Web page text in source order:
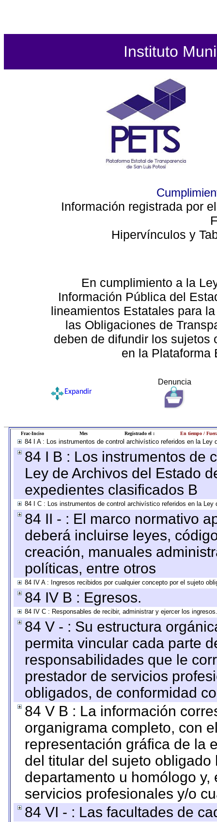
Instituto
Información registrada por
Hipervínculos y
En cumplimiento a la
Información Pública del
lineamientos Estatales para
las Obligaciones de
deben de difundir los sujetos
en la Plataforma
Denuncia
Expandir
Frac-Inciso Mes Registrado el : En tiempo /
84 I A : Los instrumentos de control archivístico referidos en la
84 I B : Los instrumentos de
Ley de Archivos del Estado
expedientes clasificados B
84 I C : Los instrumentos de control archivístico referidos en la
84 II - : El marco normativo
deberá incluirse leyes,
creación, manuales
políticas, entre otros
84 IV A : Ingresos recibidos por cualquier concepto por el sujeto
84 IV B : Egresos.
84 IV C : Responsables de recibir, administrar y ejercer los ingresos.
84 V - : Su estructura
permita vincular cada parte
responsabilidades que le
prestador de servicios
obligados, de conformidad
84 V B : La información
organigrama completo, con
representación gráfica de la
del titular del sujeto
departamento u homólogo
servicios profesionales y/o
84 VI - : Las facultades de